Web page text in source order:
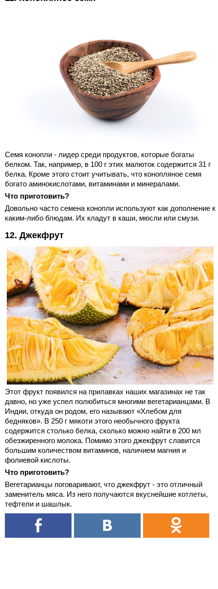
Семя конопли - лидер среди продуктов, которые богаты
белком. Так, например, в 100 г этих малюток содержится 31 г
белка. Кроме этого стоит учитывать, что конопляное семя
богато аминокислотами, витаминами и минералами.
Что приготовить?
Довольно часто семена конопли используют как дополнение к
каким-либо блюдам. Их кладут в каши, мюсли или смузи.
12. Джекфрут
Этот фрукт появился на прилавках наших магазинах не так
давно, но уже успел полюбиться многими вегетарианцами. В
Индии, откуда он родом, его называют «Хлебом для
бедняков». В 250 г мякоти этого необычного фрукта
содержится столько белка, сколько можно найти в 200 мл
обезжиренного молока. Помимо этого джекфрут славится
большим количеством витаминов, наличием магния и
фолиевой кислоты.
Что приготовить?
Вегетарианцы поговаривают, что джекфрут - это отличный
заменитель мяса. Из него получаются вкуснейшие котлеты,
тефтели и шашлык.